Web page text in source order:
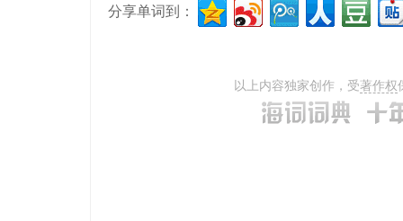
分享单词到：
以上内容独家创作，受著作权